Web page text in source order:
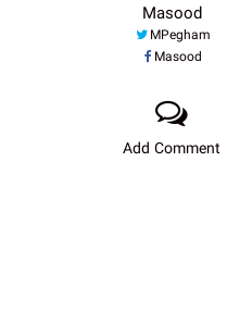
Masood
MPegham
Masood
Add Comment